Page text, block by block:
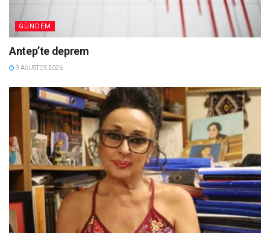
GÜNDEM
Antep’te deprem
9 AĞUSTOS 2026